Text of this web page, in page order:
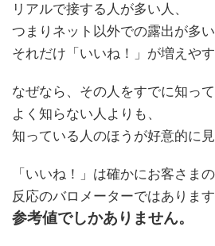
リアルで接する人が多い人、
つまりネット以外での露出が多
それだけ「いいね！」が増えやす
なぜなら、その人をすでに知って
よく知らない人よりも、
知っている人のほうが好意的に見
「いいね！」は確かにお客さまの
反応のバロメーターではあります
参考値でしかありません。